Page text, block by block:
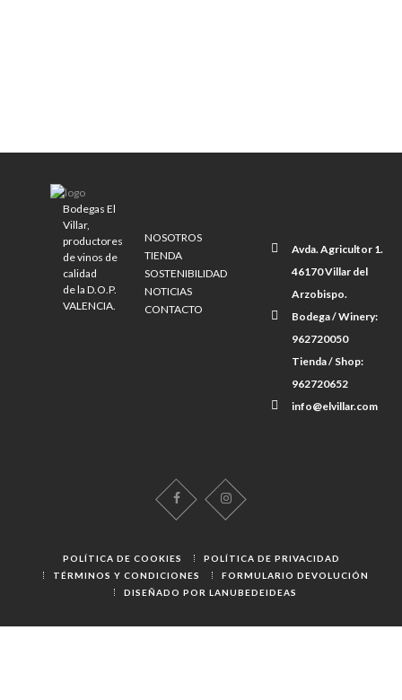
Bodegas El
Villar,
productores
de vinos de
calidad
de la D.O.P.
VALENCIA.
NOSOTROS
TIENDA
SOSTENIBILIDAD
NOTICIAS
CONTACTO
Avda. Agricultor 1.
46170 Villar del
Arzobispo.
Bodega / Winery:
962720050
Tienda / Shop:
962720652
info@elvillar.com
POLÍTICA DE COOKIES
POLÍTICA DE PRIVACIDAD
TÉRMINOS Y CONDICIONES
FORMULARIO DEVOLUCIÓN
DISEÑADO POR LANUBEDEIDEAS